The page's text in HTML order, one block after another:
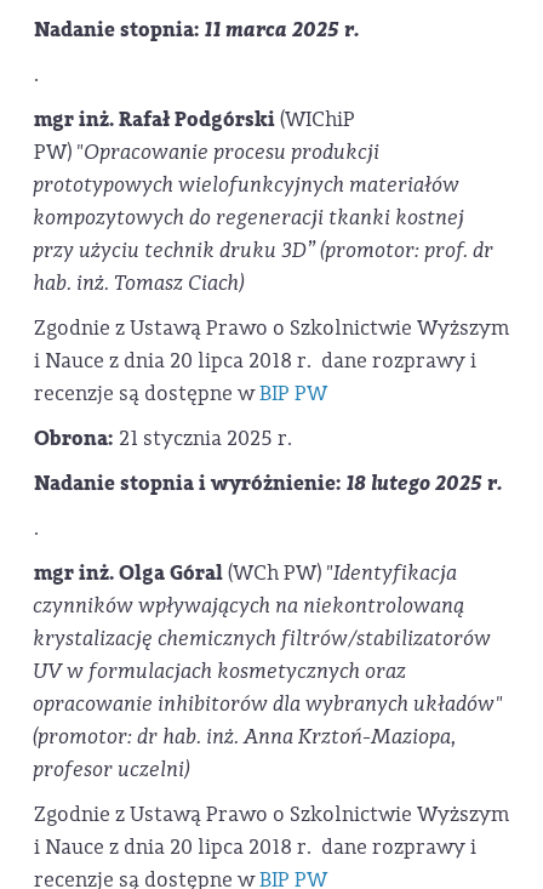
Nadanie stopnia: 11 marca 2025 r.
.
mgr inż. Rafał Podgórski(WIChiP
PW) "Opracowanie procesu produkcji
prototypowych wielofunkcyjnych materiałów
kompozytowych do regeneracji tkanki kostnej
przy użyciu technik druku 3D” (promotor: prof. dr
hab. inż. Tomasz Ciach)
Zgodnie z Ustawą Prawo o Szkolnictwie Wyższym
i Nauce z dnia 20 lipca 2018 r. dane rozprawy i
recenzje są dostępne wBIP PW
Obrona: 21 stycznia 2025 r.
Nadanie stopnia i wyróżnienie: 18 lutego 2025 r.
.
mgr inż. Olga Góral(WCh PW) "Identyfikacja
czynników wpływających na niekontrolowaną
krystalizację chemicznych filtrów/stabilizatorów
UV w formulacjach kosmetycznych oraz
opracowanie inhibitorów dla wybranych układów"
(promotor: dr hab. inż. Anna Krztoń-Maziopa,
profesor uczelni)
Zgodnie z Ustawą Prawo o Szkolnictwie Wyższym
i Nauce z dnia 20 lipca 2018 r. dane rozprawy i
recenzje są dostępne wBIP PW